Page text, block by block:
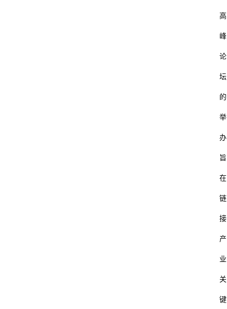
高
峰
论
坛
的
举
办
旨
在
链
接
产
业
关
键